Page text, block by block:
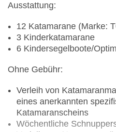
Betreuungszeiten: 09.30
18.30 Uhr und auf
Reservierung unter
Es werden verschiedene
Betreuungspakete
Tagesangebote:
Vormittagspaket 35 €
Nachmittagspaket 35 €
Ausstattung:
12 Katamarane (Marke:
3 Kinderkatamarane
6 Kindersegelboote/
Ohne Gebühr:
Verleih von
eines anerkannten
Katamaranscheins
Wöchentliche